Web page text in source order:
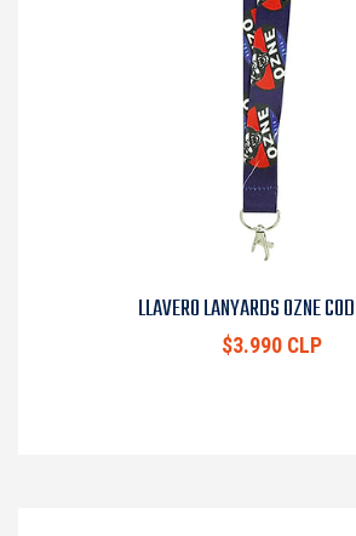
LLAVERO LANYARDS OZNE
$3.990 CLP